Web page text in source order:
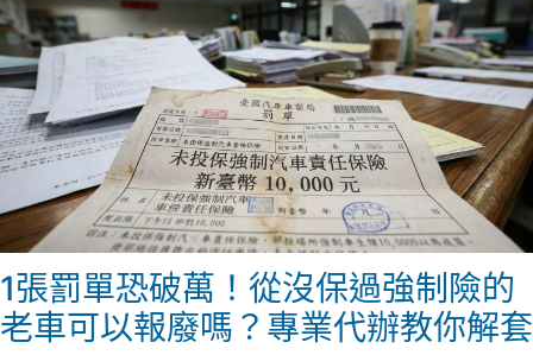
1張罰單恐破萬！從沒保過強制險的
老車可以報廢嗎？專業代辦教你解套